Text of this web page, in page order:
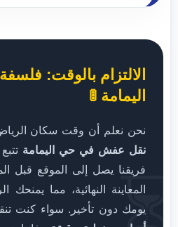
الالتزام بالوقت:
اليمامة 🚦
نحن نعلم أن وقت سكان
نقل عفش في حي اليمامة
المعاينة النهائية، مما يمنحك
يومك دون تأخير. سواء كنت